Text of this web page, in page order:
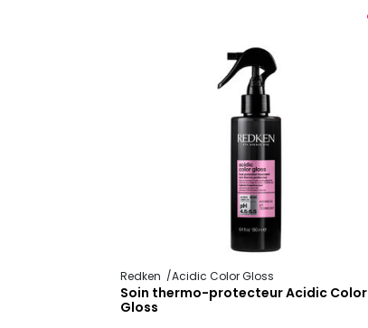
Redken Acidic Color Gloss
Soin thermo-protecteur Acidic Color
Gloss